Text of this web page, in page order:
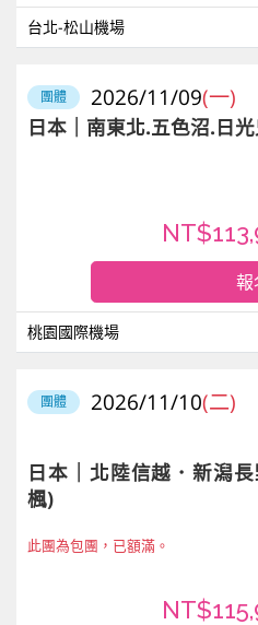
台北-松山機場
團體 2026/11/09(一)
日本｜南東北.五色沼.日
桃園國際機場
報
團體 2026/11/10(二)
日本｜北陸信越．新潟
楓)
此團為包團，已額滿。